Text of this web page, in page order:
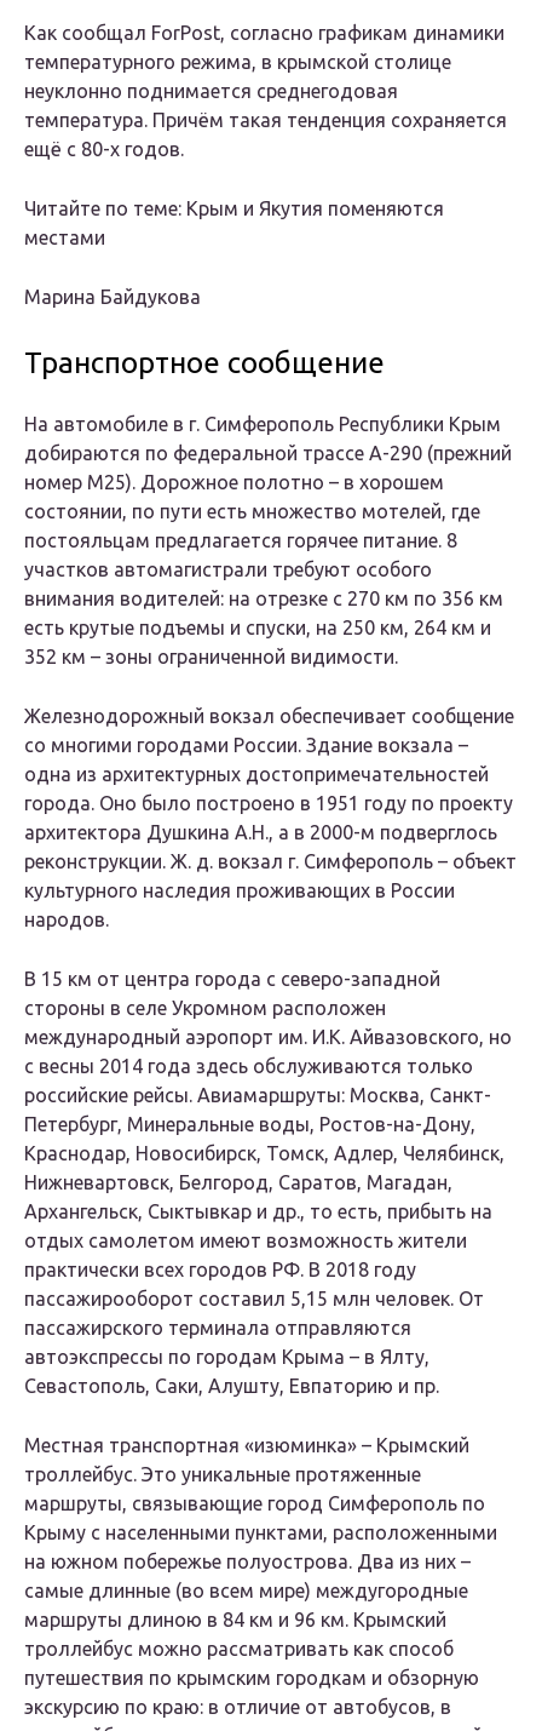
Как сообщал ForPost, согласно графикам динамики
температурного режима, в крымской столице
неуклонно поднимается среднегодовая
температура. Причём такая тенденция сохраняется
ещё с 80-х годов.
Читайте по теме: Крым и Якутия поменяются
местами
Марина Байдукова
Транспортное сообщение
На автомобиле в г. Симферополь Республики Крым
добираются по федеральной трассе А-290 (прежний
номер М25). Дорожное полотно – в хорошем
состоянии, по пути есть множество мотелей, где
постояльцам предлагается горячее питание. 8
участков автомагистрали требуют особого
внимания водителей: на отрезке с 270 км по 356 км
есть крутые подъемы и спуски, на 250 км, 264 км и
352 км – зоны ограниченной видимости.
Железнодорожный вокзал обеспечивает сообщение
со многими городами России. Здание вокзала –
одна из архитектурных достопримечательностей
города. Оно было построено в 1951 году по проекту
архитектора Душкина А.Н., а в 2000-м подверглось
реконструкции. Ж. д. вокзал г. Симферополь – объект
культурного наследия проживающих в России
народов.
В 15 км от центра города с северо-западной
стороны в селе Укромном расположен
международный аэропорт им. И.К. Айвазовского, но
с весны 2014 года здесь обслуживаются только
российские рейсы. Авиамаршруты: Москва, Санкт-
Петербург, Минеральные воды, Ростов-на-Дону,
Краснодар, Новосибирск, Томск, Адлер, Челябинск,
Нижневартовск, Белгород, Саратов, Магадан,
Архангельск, Сыктывкар и др., то есть, прибыть на
отдых самолетом имеют возможность жители
практически всех городов РФ. В 2018 году
пассажирооборот составил 5,15 млн человек. От
пассажирского терминала отправляются
автоэкспрессы по городам Крыма – в Ялту,
Севастополь, Саки, Алушту, Евпаторию и пр.
Местная транспортная «изюминка» – Крымский
троллейбус. Это уникальные протяженные
маршруты, связывающие город Симферополь по
Крыму с населенными пунктами, расположенными
на южном побережье полуострова. Два из них –
самые длинные (во всем мире) междугородные
маршруты длиною в 84 км и 96 км. Крымский
троллейбус можно рассматривать как способ
путешествия по крымским городкам и обзорную
экскурсию по краю: в отличие от автобусов, в